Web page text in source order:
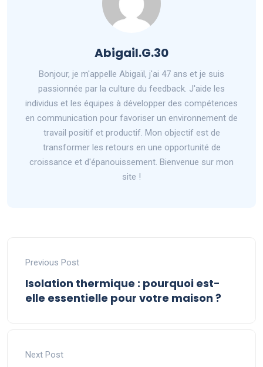
Abigail.G.30
Bonjour, je m'appelle Abigaïl, j'ai 47 ans et je suis
passionnée par la culture du feedback. J'aide les
individus et les équipes à développer des compétences
en communication pour favoriser un environnement de
travail positif et productif. Mon objectif est de
transformer les retours en une opportunité de
croissance et d'épanouissement. Bienvenue sur mon
site !
Previous Post
Isolation thermique : pourquoi est-
elle essentielle pour votre maison ?
Next Post